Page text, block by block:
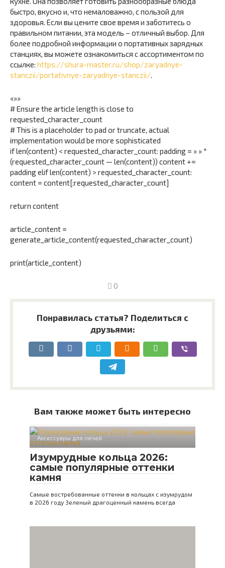
быстро, вкусно и, что немаловажно, с пользой для
здоровья. Если вы цените свое время и заботитесь о
правильном питании, эта модель – отличный выбор. Для
более подробной информации о портативных зарядных
станциях, вы можете ознакомиться с ассортиментом по
ссылке: https://shura-master.ru/shop/zaryadnye-
stanczii/portativnye-zaryadnye-stanczii/
«»»
# Ensure the article length is close to
requested_character_count
# This is a placeholder to pad or truncate, actual
implementation would be more sophisticated
if len(content) < requested_character_count: padding = » » *
(requested_character_count — len(content)) content +=
padding elif len(content) > requested_character_count:
content = content[:requested_character_count]
return content
article_content =
generate_article_content(requested_character_count)
print(article_content)
0
Понравилась статья? Поделиться с
друзьями:
Вам также может быть интересно
Аксессуары для печей
Изумрудные кольца 2026:
самые популярные оттенки
камня
Самые востребованные оттенки в кольцах с изумрудом
в 2026 году Зеленый драгоценный камень всегда